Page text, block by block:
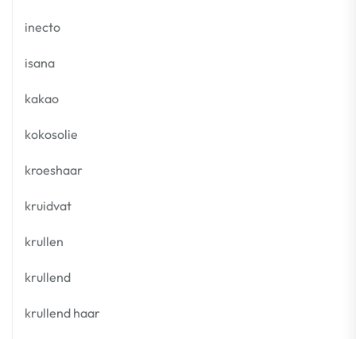
inecto
isana
kakao
kokosolie
kroeshaar
kruidvat
krullen
krullend
krullend haar